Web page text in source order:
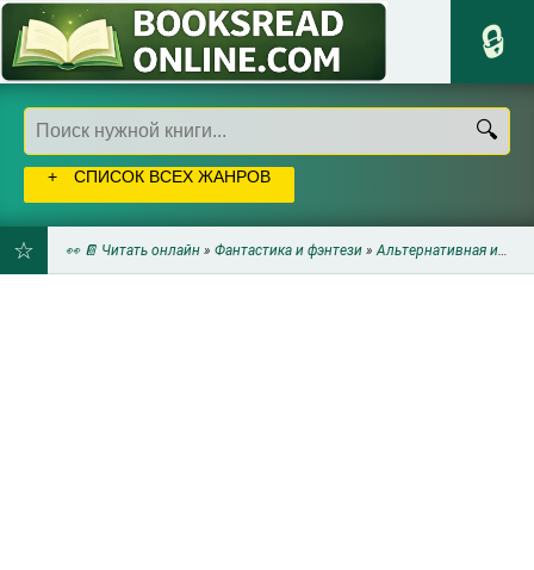
СПИСОК ВСЕХ ЖАНРОВ
👀 📔 Читать онлайн » Фантастика и фэнтези »Альтернативная история